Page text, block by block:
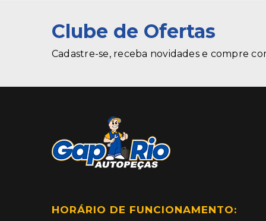
Clube de Ofertas
Cadastre-se, receba novidades e compre
HORÁRIO DE FUNCIONAMENTO: